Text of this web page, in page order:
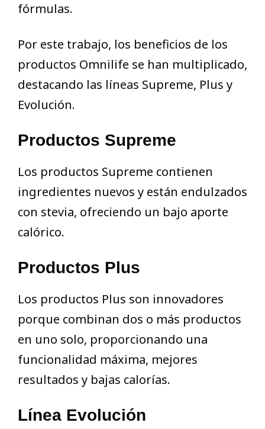
fórmulas.
Por este trabajo, los beneficios de los
productos Omnilife se han multiplicado,
destacando las líneas Supreme, Plus y
Evolución.
Productos Supreme
Los productos Supreme contienen
ingredientes nuevos y están endulzados
con stevia, ofreciendo un bajo aporte
calórico.
Productos Plus
Los productos Plus son innovadores
porque combinan dos o más productos
en uno solo, proporcionando una
funcionalidad máxima, mejores
resultados y bajas calorías.
Línea Evolución